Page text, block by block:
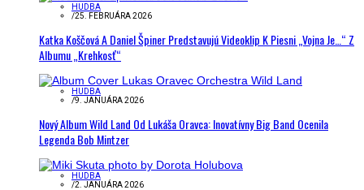
HUDBA
/25. FEBRUÁRA 2026
Katka Koščová A Daniel Špiner Predstavujú Videoklip K Piesni „Vojna Je…“ Z
Albumu „Krehkosť“
HUDBA
/9. JANUÁRA 2026
Nový Album Wild Land Od Lukáša Oravca: Inovatívny Big Band Ocenila
Legenda Bob Mintzer
HUDBA
/2. JANUÁRA 2026